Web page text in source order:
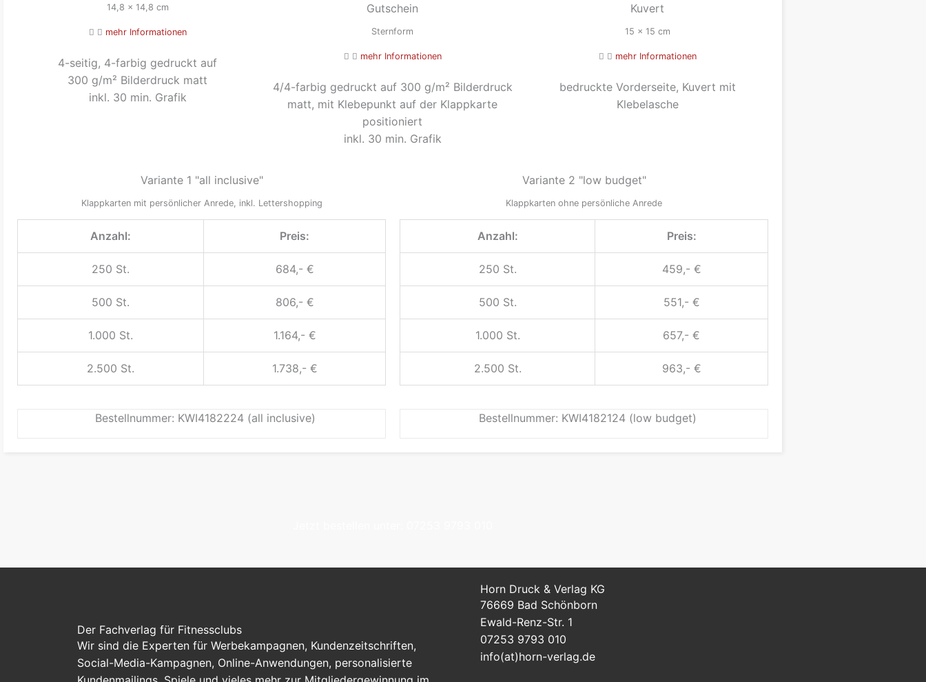
14,8 x 14,8 cm
mehr Informationen
4-seitig, 4-farbig gedruckt auf
300 g/m² Bilderdruck matt
inkl. 30 min. Grafik
Gutschein
Sternform
mehr Informationen
4/4-farbig gedruckt auf 300 g/m² Bilderdruck
matt, mit Klebepunkt auf der Klappkarte
positioniert
inkl. 30 min. Grafik
Kuvert
15 x 15 cm
mehr Informationen
bedruckte Vorderseite, Kuvert mit
Klebelasche
Variante 1 "all inclusive"
Klappkarten mit persönlicher Anrede, inkl. Lettershopping
Anzahl: Preis:
250 St. 684,- €
500 St. 806,- €
1.000 St. 1.164,- €
2.500 St. 1.738,- €
Bestellnummer: KWI4182224 (all inclusive)
Variante 2 "low budget"
Klappkarten ohne persönliche Anrede
Anzahl: Preis:
250 St. 459,- €
500 St. 551,- €
1.000 St. 657,- €
2.500 St. 963,- €
Bestellnummer: KWI4182124 (low budget)
Der Fachverlag für Fitnessclubs
Wir sind die Experten für Werbekampagnen, Kundenzeitschriften,
Social-Media-Kampagnen, Online-Anwendungen, personalisierte
Horn Druck & Verlag KG
76669 Bad Schönborn
Ewald-Renz-Str. 1
07253 9793 010
info(at)horn-verlag.de